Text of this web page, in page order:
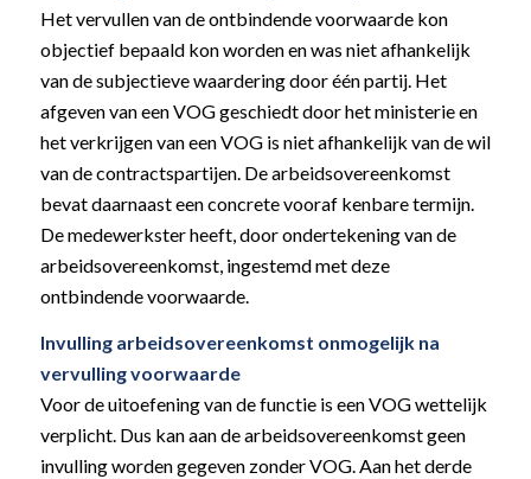
Het vervullen van de ontbindende voorwaarde kon
objectief bepaald kon worden en was niet afhankelijk
van de subjectieve waardering door één partij. Het
afgeven van een VOG geschiedt door het ministerie en
het verkrijgen van een VOG is niet afhankelijk van de wil
van de contractspartijen. De arbeidsovereenkomst
bevat daarnaast een concrete vooraf kenbare termijn.
De medewerkster heeft, door ondertekening van de
arbeidsovereenkomst, ingestemd met deze
ontbindende voorwaarde.
Invulling arbeidsovereenkomst onmogelijk na
vervulling voorwaarde
Voor de uitoefening van de functie is een VOG wettelijk
verplicht. Dus kan aan de arbeidsovereenkomst geen
invulling worden gegeven zonder VOG. Aan het derde